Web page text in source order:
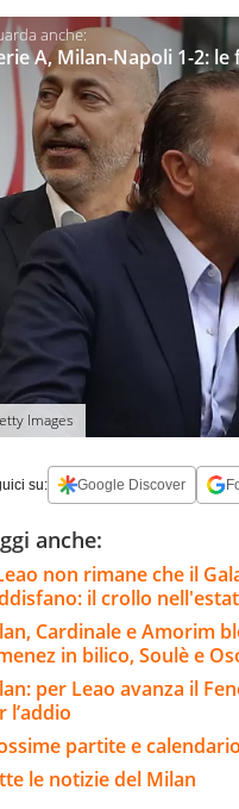
A, Milan-Napoli 1-2: le
Images
su: Google Discover
anche:
non rimane che il
il crollo
Cardinale e Amorim
in bilico, Soulè e
per Leao avanza il
l’addio
partite e
le notizie del Milan